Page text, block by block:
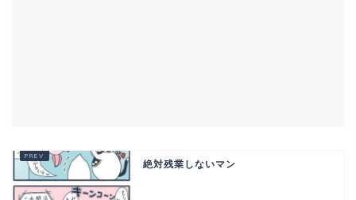
絶対残業しないマン